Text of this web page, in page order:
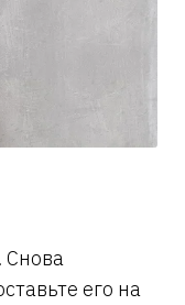
Снова
его на